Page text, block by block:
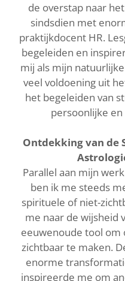
de overstap naar
sindsdien met
praktijkdocent HR.
begeleiden en
mij als mijn
veel voldoening uit
het begeleiden van
persoonlijke
Ontdekking van de
Parallel aan mijn
ben ik me steeds
spirituele of niet-
me naar de wijsheid
eeuwenoude tool om
zichtbaar te maken.
enorme
inspireerde me om